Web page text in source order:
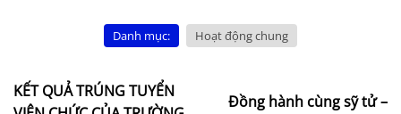
Danh mục: Hoạt động chung
KẾT QUẢ TRÚNG TUYỂN
Đồng hành cùng sỹ tử –